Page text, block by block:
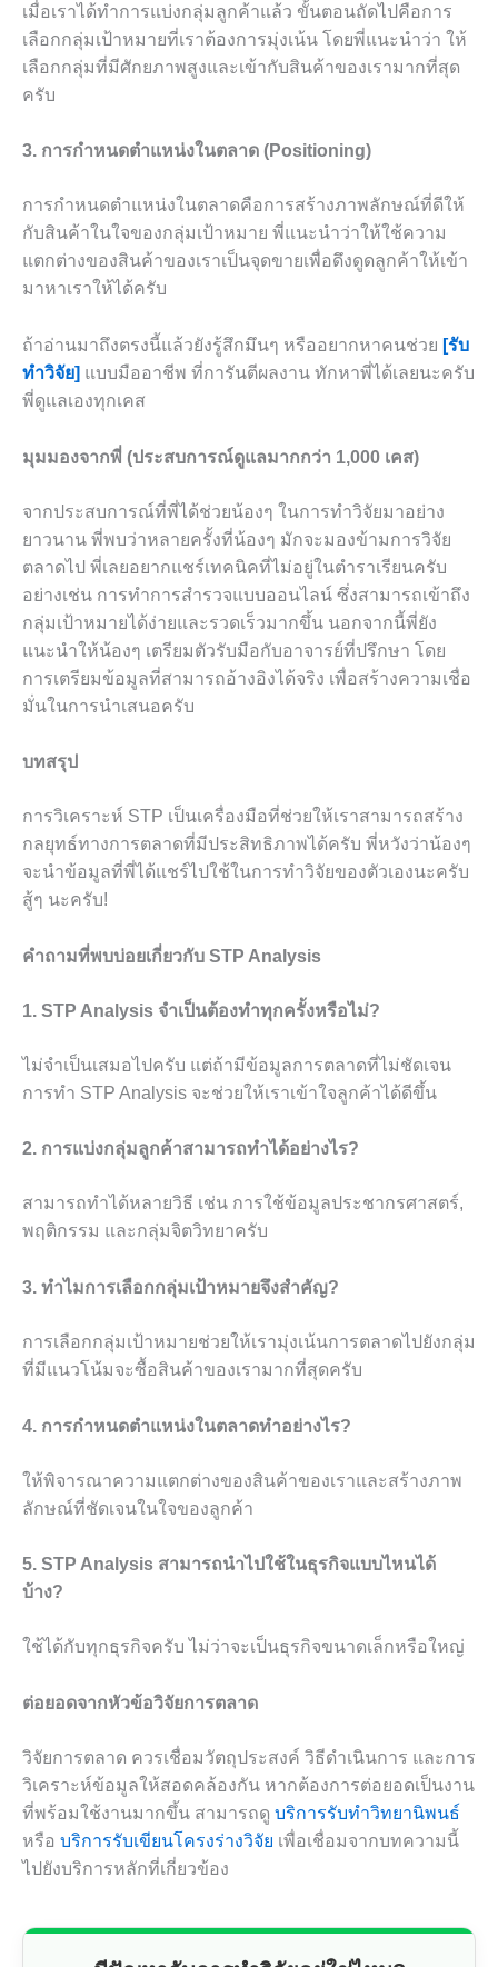
เมื่อเราได้ทำการแบ่งกลุ่มลูกค้าแล้ว ขั้นตอนถัดไปคือการ
เลือกกลุ่มเป้าหมายที่เราต้องการมุ่งเน้น โดยพี่แนะนำว่า ให้
เลือกกลุ่มที่มีศักยภาพสูงและเข้ากับสินค้าของเรามากที่สุด
ครับ
3. การกำหนดตำแหน่งในตลาด (Positioning)
การกำหนดตำแหน่งในตลาดคือการสร้างภาพลักษณ์ที่ดีให้
กับสินค้าในใจของกลุ่มเป้าหมาย พี่แนะนำว่าให้ใช้ความ
แตกต่างของสินค้าของเราเป็นจุดขายเพื่อดึงดูดลูกค้าให้เข้า
มาหาเราให้ได้ครับ
ถ้าอ่านมาถึงตรงนี้แล้วยังรู้สึกมึนๆ หรืออยากหาคนช่วย [รับ
ทำวิจัย] แบบมืออาชีพ ที่การันตีผลงาน ทักหาพี่ได้เลยนะครับ
พี่ดูแลเองทุกเคส
มุมมองจากพี่ (ประสบการณ์ดูแลมากกว่า 1,000 เคส)
จากประสบการณ์ที่พี่ได้ช่วยน้องๆ ในการทำวิจัยมาอย่าง
ยาวนาน พี่พบว่าหลายครั้งที่น้องๆ มักจะมองข้ามการวิจัย
ตลาดไป พี่เลยอยากแชร์เทคนิคที่ไม่อยู่ในตำราเรียนครับ
อย่างเช่น การทำการสำรวจแบบออนไลน์ ซึ่งสามารถเข้าถึง
กลุ่มเป้าหมายได้ง่ายและรวดเร็วมากขึ้น นอกจากนี้พี่ยัง
แนะนำให้น้องๆ เตรียมตัวรับมือกับอาจารย์ที่ปรึกษา โดย
การเตรียมข้อมูลที่สามารถอ้างอิงได้จริง เพื่อสร้างความเชื่อ
มั่นในการนำเสนอครับ
บทสรุป
การวิเคราะห์ STP เป็นเครื่องมือที่ช่วยให้เราสามารถสร้าง
กลยุทธ์ทางการตลาดที่มีประสิทธิภาพได้ครับ พี่หวังว่าน้องๆ
จะนำข้อมูลที่พี่ได้แชร์ไปใช้ในการทำวิจัยของตัวเองนะครับ
สู้ๆ นะครับ!
คำถามที่พบบ่อยเกี่ยวกับ STP Analysis
1. STP Analysis จำเป็นต้องทำทุกครั้งหรือไม่?
ไม่จำเป็นเสมอไปครับ แต่ถ้ามีข้อมูลการตลาดที่ไม่ชัดเจน
การทำ STP Analysis จะช่วยให้เราเข้าใจลูกค้าได้ดีขึ้น
2. การแบ่งกลุ่มลูกค้าสามารถทำได้อย่างไร?
สามารถทำได้หลายวิธี เช่น การใช้ข้อมูลประชากรศาสตร์,
พฤติกรรม และกลุ่มจิตวิทยาครับ
3. ทำไมการเลือกกลุ่มเป้าหมายจึงสำคัญ?
การเลือกกลุ่มเป้าหมายช่วยให้เรามุ่งเน้นการตลาดไปยังกลุ่ม
ที่มีแนวโน้มจะซื้อสินค้าของเรามากที่สุดครับ
4. การกำหนดตำแหน่งในตลาดทำอย่างไร?
ให้พิจารณาความแตกต่างของสินค้าของเราและสร้างภาพ
ลักษณ์ที่ชัดเจนในใจของลูกค้า
5. STP Analysis สามารถนำไปใช้ในธุรกิจแบบไหนได้
บ้าง?
ใช้ได้กับทุกธุรกิจครับ ไม่ว่าจะเป็นธุรกิจขนาดเล็กหรือใหญ่
ต่อยอดจากหัวข้อวิจัยการตลาด
วิจัยการตลาด ควรเชื่อมวัตถุประสงค์ วิธีดำเนินการ และการ
วิเคราะห์ข้อมูลให้สอดคล้องกัน หากต้องการต่อยอดเป็นงาน
ที่พร้อมใช้งานมากขึ้น สามารถดู บริการรับทำวิทยานิพนธ์
หรือ บริการรับเขียนโครงร่างวิจัย เพื่อเชื่อมจากบทความนี้
ไปยังบริการหลักที่เกี่ยวข้อง